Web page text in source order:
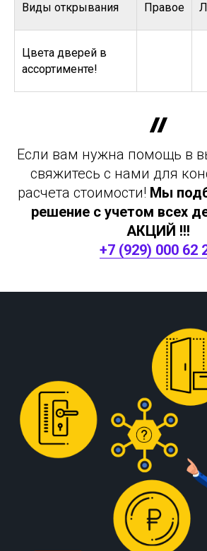
Виды открывания Правое
Цвета дверей в
ассортименте!
Если вам нужна помощь в
свяжитесь с нами для
расчета стоимости! Мы
решение с учетом всех
АКЦИЙ !!!
+7 (929) 000 62